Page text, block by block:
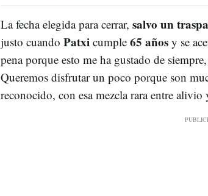
La fecha elegida para cerrar, salvo un
justo cuando Patxicumple 65 añosy se
pena porque esto me ha gustado de
Queremos disfrutar un poco porque son
reconocido, con esa mezcla rara entre alivio